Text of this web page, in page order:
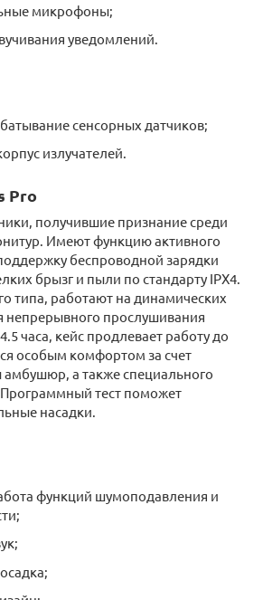
микрофоны;
уведомлений.
сенсорных датчиков;
излучателей.
Pro
получившие признание среди
Имеют функцию активного
беспроводной зарядки
брызг и пыли по стандарту IPX4.
типа, работают на динамических
непрерывного прослушивания
часа, кейс продлевает работу до
особым комфортом за счет
а также специального
тест поможет
насадки.
функций шумоподавления и